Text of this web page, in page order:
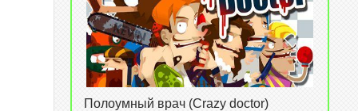
Полоумный врач (Crazy doctor)